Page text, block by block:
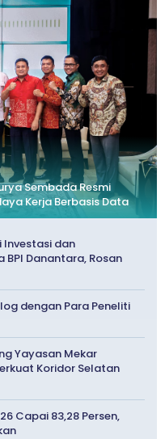
Sembada Resmi
Kerja Berbasis Data
Investasi dan
BPI Danantara, Rosan
dengan Para Peneliti
Yayasan Mekar
Koridor Selatan
Capai 83,28 Persen,